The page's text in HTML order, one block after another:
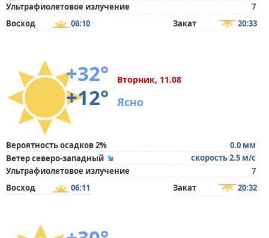
Ультрафиолетовое излучение
7
Восход
06:10 Закат 20:33
+32°
+12°
Вторник, 11.08
Ясно
Вероятность осадков 2%
0.0 мм
Ветер северо-западный
скорость 2.5 м/с
Ультрафиолетовое излучение
7
Восход
06:11 Закат 20:32